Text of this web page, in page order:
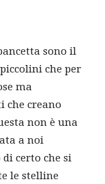
sono il
che per
ma
che creano
non è una
a noi
certo che si
le stelline